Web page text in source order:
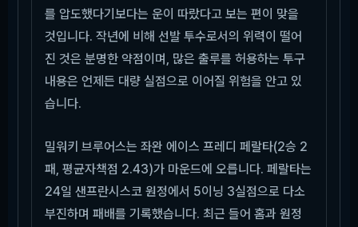
를 압도했다기보다는 운이 따랐다고 보는 편이 맞을
것입니다. 작년에 비해 선발 투수로서의 위력이 떨어
진 것은 분명한 약점이며, 많은 출루를 허용하는 투구
내용은 언제든 대량 실점으로 이어질 위험을 안고 있
습니다.
밀워키 브루어스는 좌완 에이스 프레디 페랄타(2승 2
패, 평균자책점 2.43)가 마운드에 오릅니다. 페랄타는
24일 샌프란시스코 원정에서 5이닝 3실점으로 다소
부진하며 패배를 기록했습니다. 최근 들어 홈과 원정